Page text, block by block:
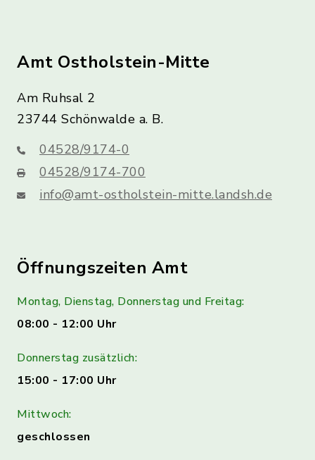
Amt Ostholstein-Mitte
Am Ruhsal 2
23744 Schönwalde a. B.
04528/9174-0
04528/9174-700
info@amt-ostholstein-mitte.landsh.de
Öffnungszeiten Amt
Montag, Dienstag, Donnerstag und Freitag:
08:00 - 12:00 Uhr
Donnerstag zusätzlich:
15:00 - 17:00 Uhr
Mittwoch:
geschlossen